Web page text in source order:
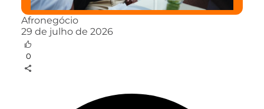
Afronegócio
29 de julho de 2026
0